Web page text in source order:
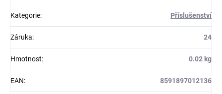
Kategorie: Příslušenství
Záruka: 24
Hmotnost: 0.02 kg
EAN: 8591897012136